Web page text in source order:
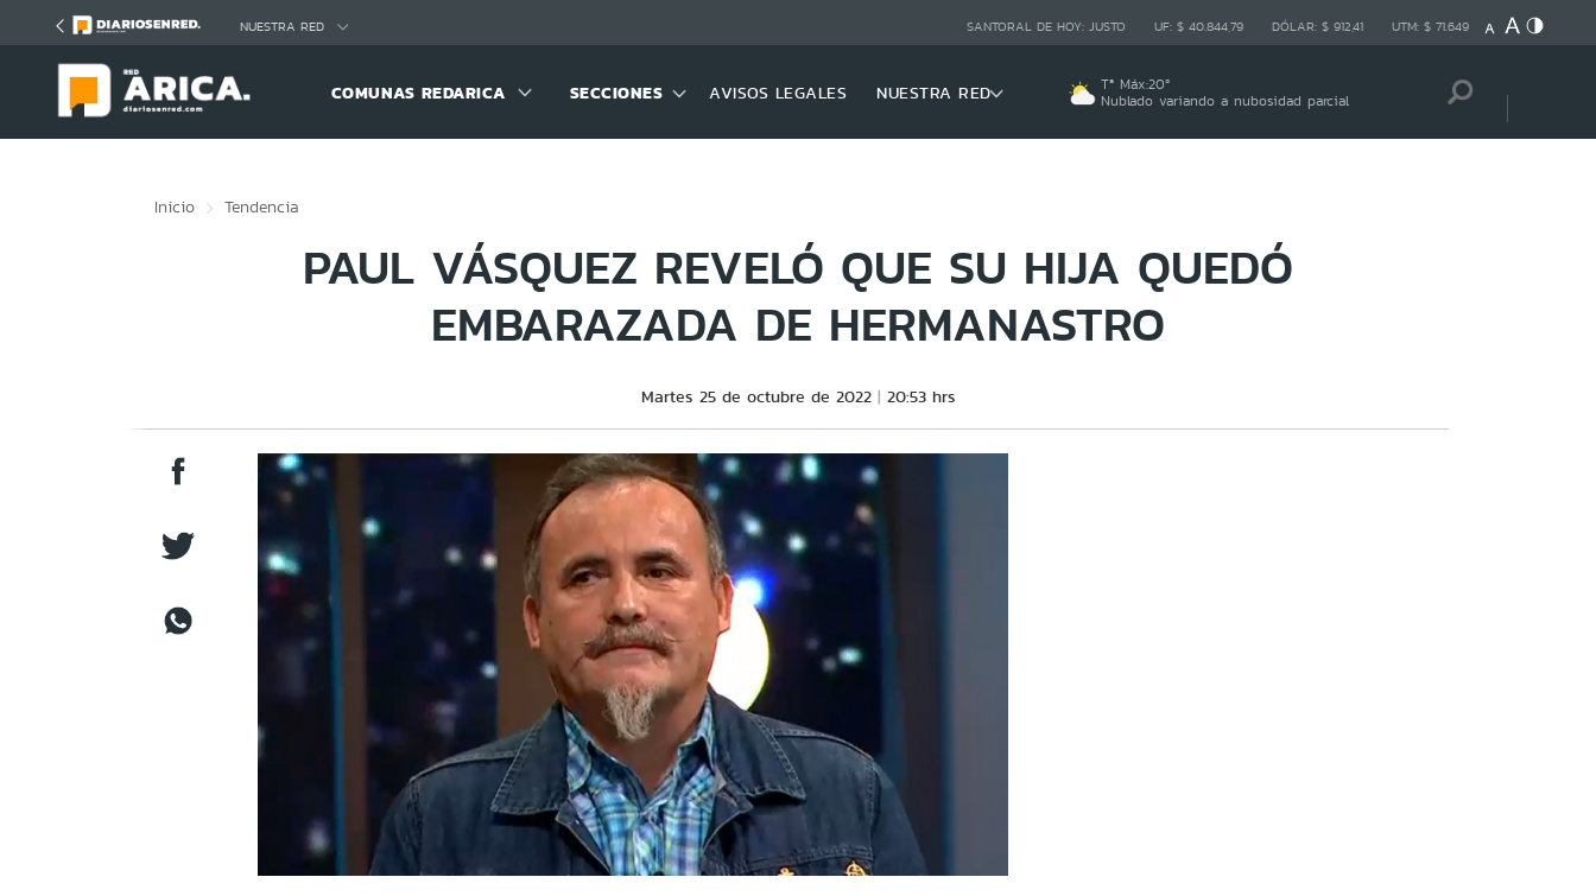
NUESTRA RED SANTORAL DE HOY: JUSTO UF: $ 40.844,79 DÓLAR: $ 912,41 UTM: $ 71.649
COMUNAS REDARICA SECCIONES AVISOS LEGALES NUESTRA RED Tª Máx:20º
Nublado variando a nubosidad parcial
Inicio Tendencia
PAUL VÁSQUEZ REVELÓ QUE SU HIJA QUEDÓ
EMBARAZADA DE HERMANASTRO
Martes 25 de octubre de 2022 20:53 hrs